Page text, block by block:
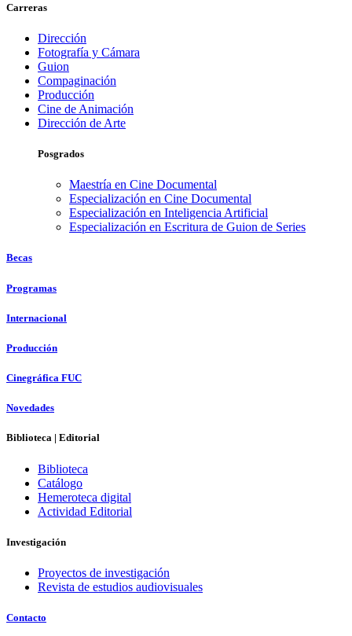
Carreras
Dirección
Fotografía y Cámara
Guion
Compaginación
Producción
Cine de Animación
Dirección de Arte
Posgrados
Maestría en Cine Documental
Especialización en Cine Documental
Especialización en Inteligencia Artificial
Especialización en Escritura de Guion de Series
Becas
Programas
Internacional
Producción
Cinegráfica FUC
Novedades
Biblioteca | Editorial
Biblioteca
Catálogo
Hemeroteca digital
Actividad Editorial
Investigación
Proyectos de investigación
Revista de estudios audiovisuales
Contacto